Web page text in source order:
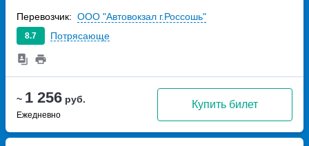
~ 1 256 руб.
Ежедневно
Купить билет
8.7 Потрясающе
Перевозчик: ООО "Автовокзал г.Россошь"